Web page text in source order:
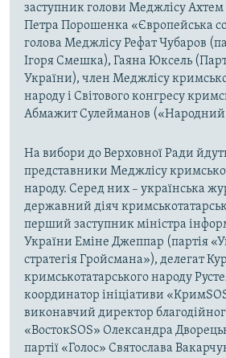
заступник голови Меджлісу Ахтем
Петра Порошенка «Європейська
голова Меджлісу Рефат Чубаров
Ігоря Смешка), Гаяна Юксель
України), член Меджлісу
народу і Світового конгресу
Абмажит Сулейманов («Народний
На вибори до Верховної Ради
представники Меджлісу
народу. Серед них – українська
державний діяч
перший заступник міністра
України Еміне Джеппар (партія
стратегія Гройсмана»), делегат
кримськотатарського народу
координатор ініціативи
виконавчий директор
«ВостокSOS» Олександра
партії «Голос» Святослава